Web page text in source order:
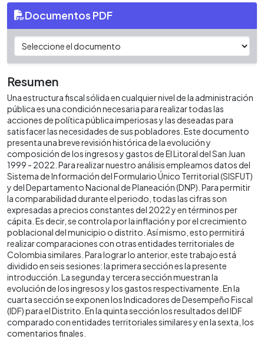
Documentos PDF
Resumen
Una estructura fiscal sólida en cualquier nivel de la administración
pública es una condición necesaria para realizar todas las
acciones de política pública imperiosas y las deseadas para
satisfacer las necesidades de sus pobladores. Este documento
presenta una breve revisión histórica de la evolución y
composición de los ingresos y gastos de El Litoral del San Juan
1999 - 2022. Para realizar nuestro análisis empleamos datos del
Sistema de Información del Formulario Único Territorial (SISFUT)
y del Departamento Nacional de Planeación (DNP). Para permitir
la comparabilidad durante el periodo, todas las cifras son
expresadas a precios constantes del 2022 y en términos per
cápita. Es decir, se controla por la inflación y por el crecimiento
poblacional del municipio o distrito. Así mismo, esto permitirá
realizar comparaciones con otras entidades territoriales de
Colombia similares. Para lograr lo anterior, este trabajo está
dividido en seis sesiones: la primera sección es la presente
introducción. La segunda y tercera sección muestran la
evolución de los ingresos y los gastos respectivamente. En la
cuarta sección se exponen los Indicadores de Desempeño Fiscal
(IDF) para el Distrito. En la quinta sección los resultados del IDF
comparado con entidades territoriales similares y en la sexta, los
comentarios finales.